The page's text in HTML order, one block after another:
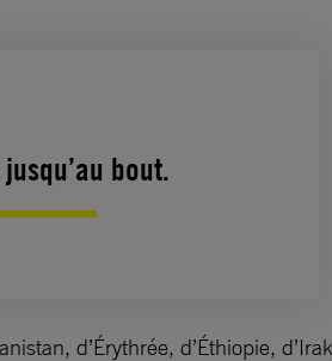
bout.
d’Érythrée, d’Éthiopie,